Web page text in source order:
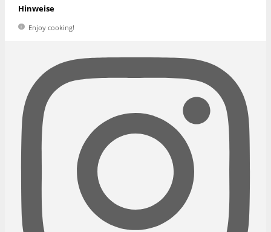
Hinweise
Enjoy cooking!